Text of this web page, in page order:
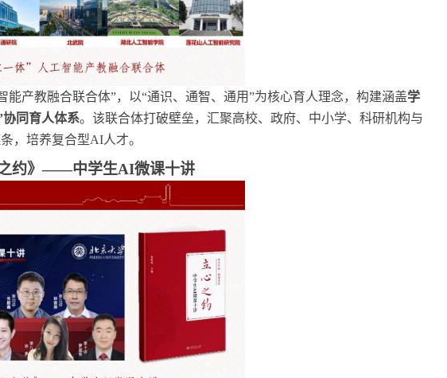
能产教融合联合体”，以“通识、通智、通用”为核心育人理念，构建涵盖学
协同育人体系。该联合体打破壁垒，汇聚高校、政府、中小学、科研机构与
，培养复合型AI人才。
约》——中学生AI微课十讲